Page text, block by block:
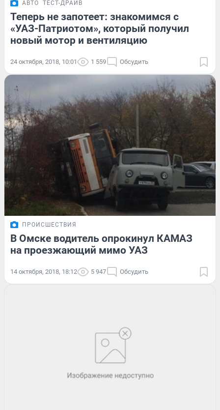
АВТО ТЕСТ-ДРАЙВ
Теперь не запотеет: знакомимся с
«УАЗ-Патриотом», который получил
новый мотор и вентиляцию
24 октября, 2018, 10:01 1 559 Обсудить
ПРОИСШЕСТВИЯ
В Омске водитель опрокинул КАМАЗ
на проезжающий мимо УАЗ
14 октября, 2018, 18:12 5 947 Обсудить